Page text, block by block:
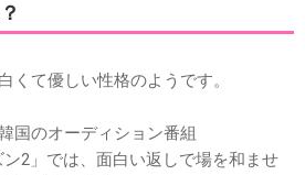
くて優しい性格のようです。
国のオーディション番組
ン2」では、面白い返しで場を和ませ